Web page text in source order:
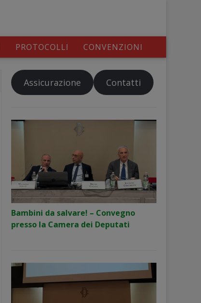
PROTOCOLLI CONVENZIONI
Assicurazione Contatti
Bambini da salvare! – Convegno
presso la Camera dei Deputati